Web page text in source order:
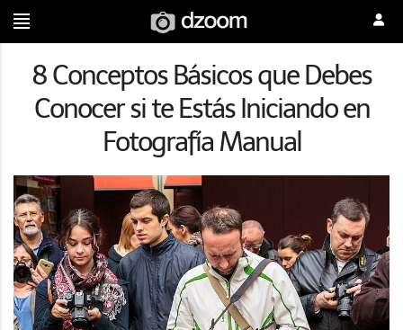
8 Conceptos Básicos que Debes
Conocer si te Estás Iniciando en
Fotografía Manual